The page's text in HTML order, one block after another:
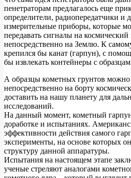
пенетраторам предлагалось еще
определители, радиопередатчики и
измерительные приборы, которые
передавать сигналы на космический
непосредственно на Землю. К
крепился бы канат (гарпун), с
бы извлекать контейнеры с
А образцы кометных грунтов
непосредственно на борту
доставить на нашу планету для
исследований.
На данный момент, кометный гарпун
доработке и испытаниях.
эффективности действия самого
эксперименты, на основе которых
структуру данной аппаратуры.
Испытания на настоящем этапе
ученые стреляют аналогами